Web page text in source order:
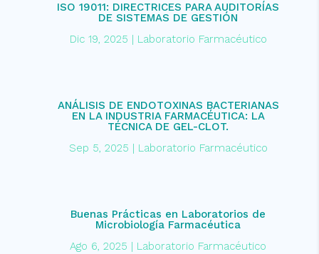
ISO 19011: DIRECTRICES PARA AUDITORÍAS
DE SISTEMAS DE GESTIÓN
Dic 19, 2025 | Laboratorio Farmacéutico
ANÁLISIS DE ENDOTOXINAS BACTERIANAS
EN LA INDUSTRIA FARMACÉUTICA: LA
TÉCNICA DE GEL-CLOT.
Sep 5, 2025 | Laboratorio Farmacéutico
Buenas Prácticas en Laboratorios de
Microbiología Farmacéutica
Ago 6, 2025 | Laboratorio Farmacéutico